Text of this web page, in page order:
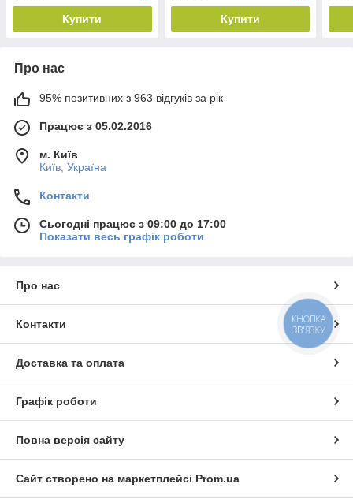
Купити Купити
Про нас
95% позитивних з 963 відгуків за рік
Працює з 05.02.2016
м. Київ
Київ, Україна
Контакти
Сьогодні працює з 09:00 до 17:00
Показати весь графік роботи
Про нас
Контакти
Доставка та оплата
Графік роботи
Повна версія сайту
Сайт створено на маркетплейсі Prom.ua
КНОПКА
ЗВ'ЯЗКУ